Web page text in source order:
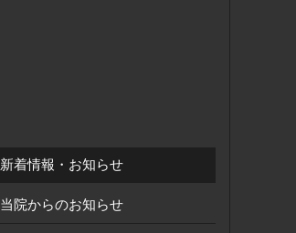
新着情報・お知らせ
当院からのお知らせ